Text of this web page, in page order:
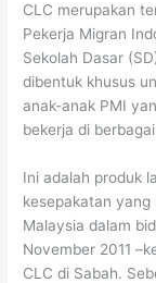
CLC merupakan
Pekerja Migran
Sekolah Dasar
dibentuk khusus
anak-anak PMI
bekerja di
Ini adalah produk
kesepakatan yang
Malaysia dalam
November 2011
CLC di Sabah.